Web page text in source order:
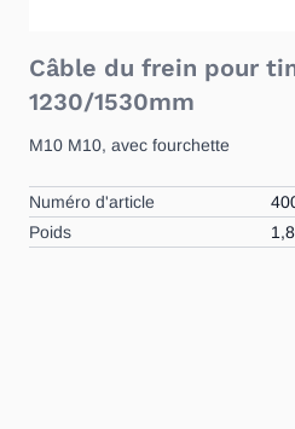
Câble du frein pour
1230/1530mm
M10 M10, avec fourchette
Numéro d'article
Poids